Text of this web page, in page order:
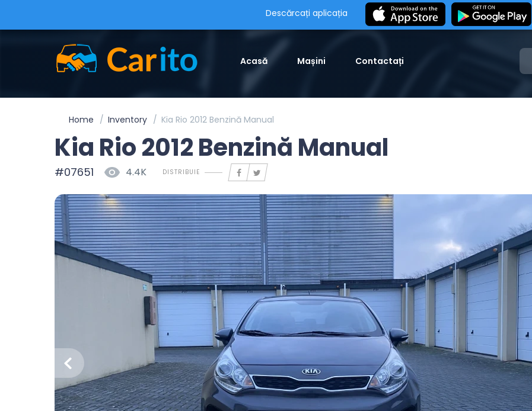
Descărcați aplicația
Acasă Mașini Contactați
Home Inventory Kia Rio 2012 Benzină Manual
Kia Rio 2012 Benzină Manual
#07651 4.4K DISTRIBUIE